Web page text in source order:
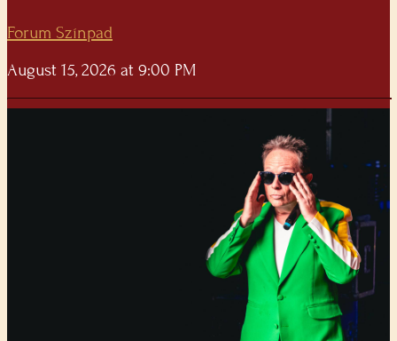
Forum Színpad
August 15, 2026 at 9:00 PM